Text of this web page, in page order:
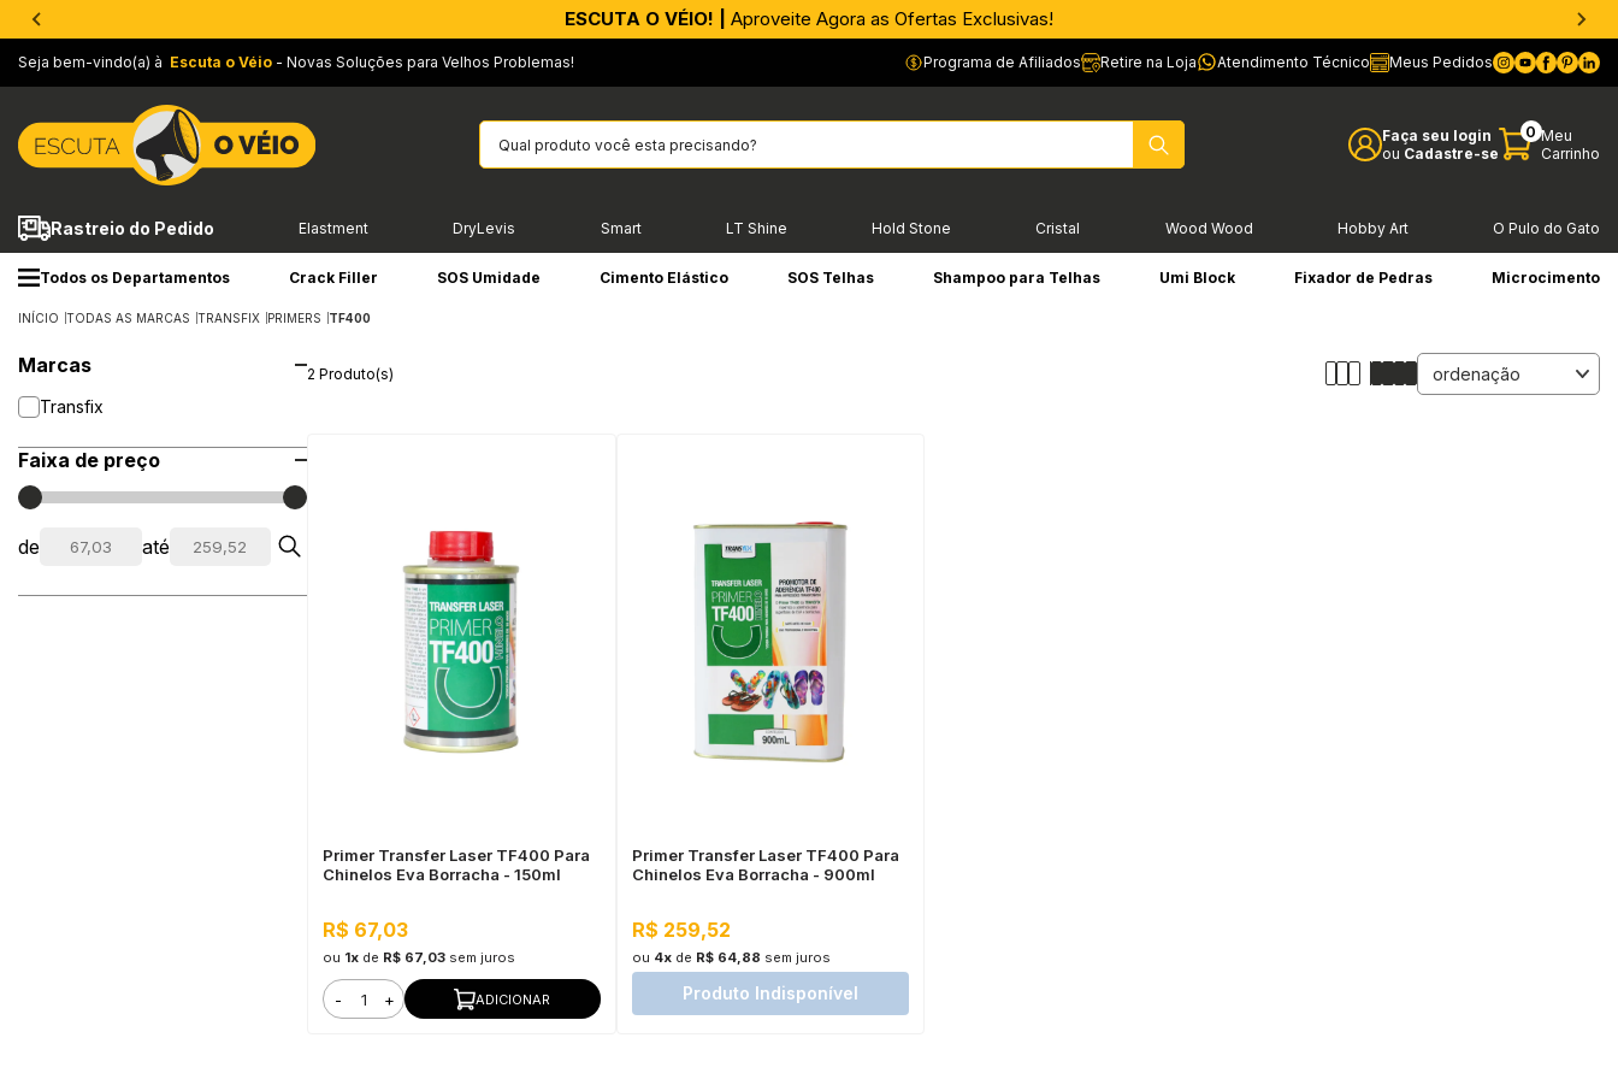
ESCUTA O VÉIO! | Aproveite Agora as Ofertas Exclusivas!
Seja bem-vindo(a) à Escuta o Véio - Novas Soluções para Velhos Problemas! Programa de Afiliados Retire na Loja Atendimento Técnico Meus Pedidos
Faça seu login
ou Cadastre-se
0 Meu
Carrinho
Rastreio do Pedido Elastment DryLevis Smart LT Shine Hold Stone Cristal Wood Wood Hobby Art O Pulo do Gato
Todos os Departamentos Crack Filler SOS Umidade Cimento Elástico SOS Telhas Shampoo para Telhas Umi Block Fixador de Pedras Microcimento
INÍCIO TODAS AS MARCAS TRANSFIX PRIMERS TF400
Marcas
Transfix
Faixa de preço
de até
2 Produto(s)
Primer Transfer Laser TF400 Para
Chinelos Eva Borracha - 150ml
R$ 67,03
ou 1x de R$ 67,03 sem juros
- + ADICIONAR
Primer Transfer Laser TF400 Para
Chinelos Eva Borracha - 900ml
R$ 259,52
ou 4xde R$ 64,88 sem juros
Produto Indisponível